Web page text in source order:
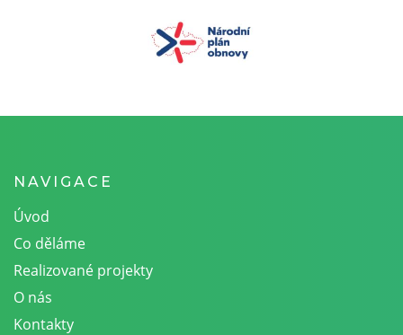
NAVIGACE
Úvod
Co děláme
Realizované projekty
O nás
Kontakty